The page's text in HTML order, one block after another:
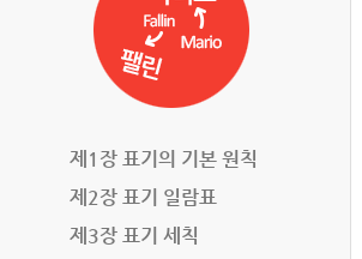
제1장 표기의 기본 원칙
제2장 표기 일람표
제3장 표기 세칙